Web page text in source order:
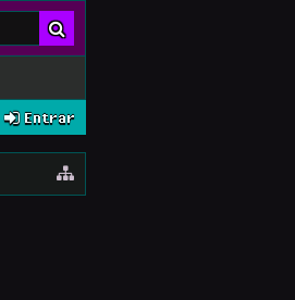
Entrar